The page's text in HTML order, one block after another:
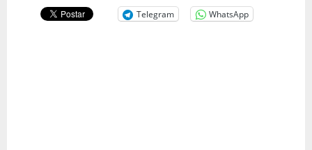
Telegram WhatsApp